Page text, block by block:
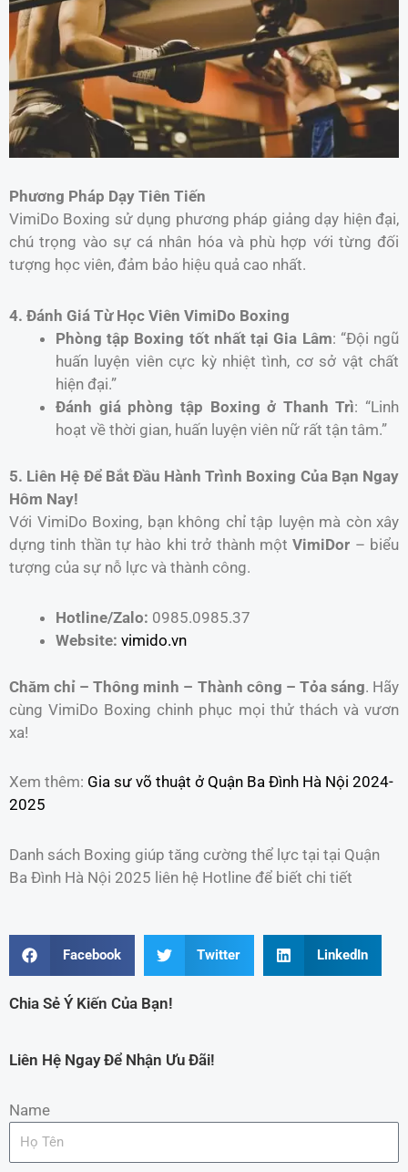
Phương Pháp Dạy Tiên Tiến
VimiDo Boxing sử dụng phương pháp giảng dạy hiện đại,
chú trọng vào sự cá nhân hóa và phù hợp với từng đối
tượng học viên, đảm bảo hiệu quả cao nhất.
4. Đánh Giá Từ Học Viên VimiDo Boxing
Phòng tập Boxing tốt nhất tại Gia Lâm: “Đội ngũ
huấn luyện viên cực kỳ nhiệt tình, cơ sở vật chất
hiện đại.”
Đánh giá phòng tập Boxing ở Thanh Trì: “Linh
hoạt về thời gian, huấn luyện viên nữ rất tận tâm.”
5. Liên Hệ Để Bắt Đầu Hành Trình Boxing Của Bạn Ngay
Hôm Nay!
Với VimiDo Boxing, bạn không chỉ tập luyện mà còn xây
dựng tinh thần tự hào khi trở thành mộtVimiDor – biểu
tượng của sự nỗ lực và thành công.
Hotline/Zalo: 0985.0985.37
Website: vimido.vn
Chăm chỉ – Thông minh – Thành công – Tỏa sáng. Hãy
cùng VimiDo Boxing chinh phục mọi thử thách và vươn
xa!
Xem thêm: Gia sư võ thuật ở Quận Ba Đình Hà Nội 2024-
2025
Danh sách Boxing giúp tăng cường thể lực tại tại Quận
Ba Đình Hà Nội 2025 liên hệ Hotline để biết chi tiết
Facebook Twitter LinkedIn
Chia Sẻ Ý Kiến Của Bạn!
Liên Hệ Ngay Để Nhận Ưu Đãi!
Name